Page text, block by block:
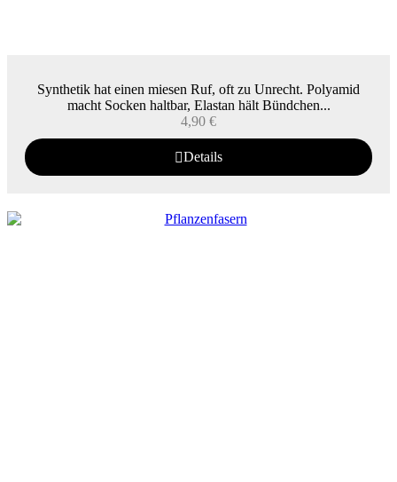
Synthetik hat einen miesen Ruf, oft zu Unrecht. Polyamid
macht Socken haltbar, Elastan hält Bündchen...
4,90 €
Details